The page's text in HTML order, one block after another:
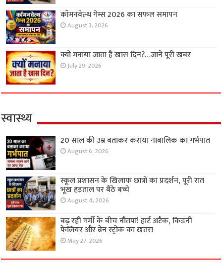
कॉमनवेल्थ गेम्स 2026 का सफल समापन
August 3, 2026
क्यों मनाया जाता है खास दिन?…जाने पूरी खबर
July 29, 2026
स्वास्थ्य
20 साल की उम्र बताकर कराया नाबालिक का गर्भपात
August 6, 2026
स्कूल प्रशासन के खिलाफ छात्रों का प्रदर्शन, पूरी रात
भूख हड़ताल पर बैठे बच्चे
August 4, 2026
बढ़ रही गर्मी के बीच नौतपा! हार्ट अटैक, किडनी
फेलियर और ब्रेन स्ट्रोक का खतरा
May 27, 2026